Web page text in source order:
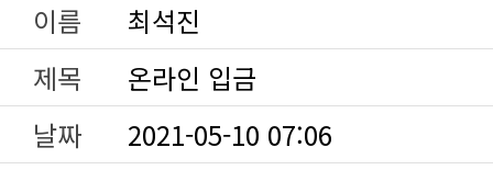
이름
최석진
제목
온라인 입금
날짜
2021-05-10 07:06